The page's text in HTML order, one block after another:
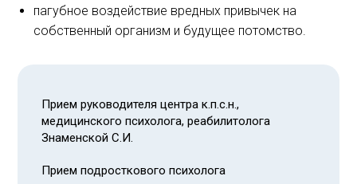
пагубное воздействие вредных привычек на
собственный организм и будущее потомство.
Прием руководителя центра к.п.с.н.,
медицинского психолога, реабилитолога
Знаменской С.И.
Прием подросткового психолога